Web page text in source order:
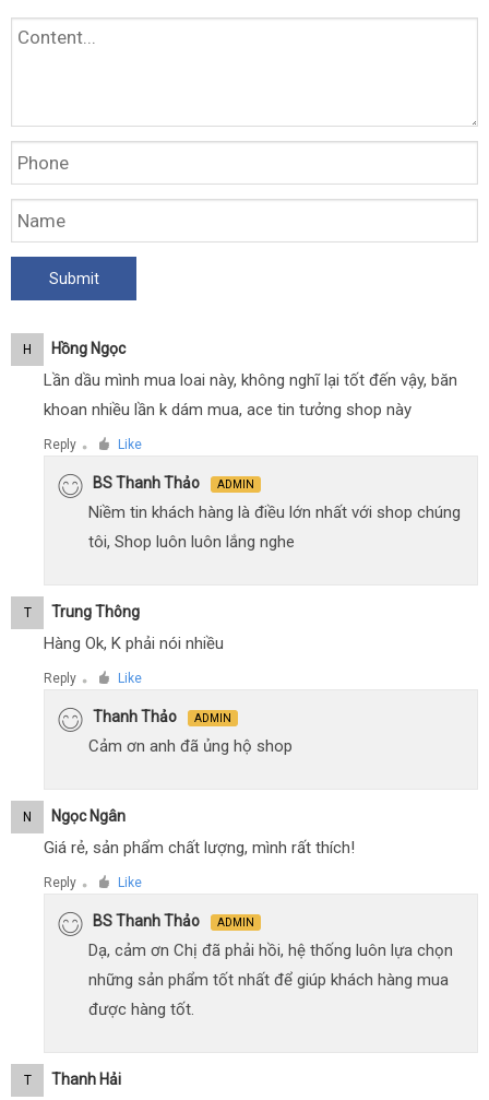
H Hồng Ngọc
Lần dầu mình mua loai này, không nghĩ lại tốt đến vậy, băn
khoan nhiều lần k dám mua, ace tin tưởng shop này
Reply ● Like
BS Thanh Thảo ADMIN
Niềm tin khách hàng là điều lớn nhất với shop chúng
tôi, Shop luôn luôn lắng nghe
T Trung Thông
Hàng Ok, K phải nói nhiều
Reply ● Like
Thanh Thảo ADMIN
Cảm ơn anh đã ủng hộ shop
N Ngọc Ngân
Giá rẻ, sản phẩm chất lượng, mình rất thích!
Reply ● Like
BS Thanh Thảo ADMIN
Dạ, cảm ơn Chị đã phải hồi, hệ thống luôn lựa chọn
những sản phẩm tốt nhất để giúp khách hàng mua
được hàng tốt.
T Thanh Hải